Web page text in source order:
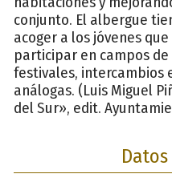
conjunto. El albergue
acoger a los jóvenes
participar en campos
festivales, intercambios
análogas. (Luis Miguel
del Sur», edit.